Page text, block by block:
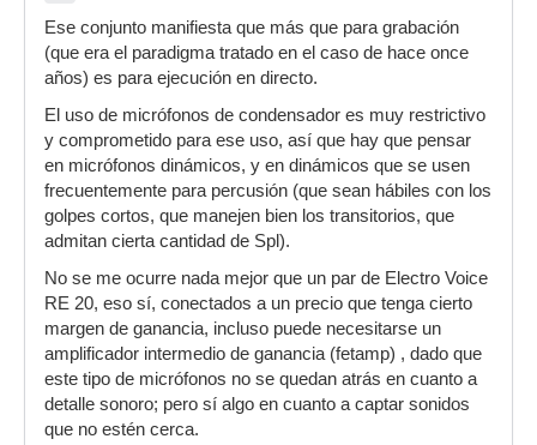
Ese conjunto manifiesta que más que para grabación
(que era el paradigma tratado en el caso de hace once
años) es para ejecución en directo.
El uso de micrófonos de condensador es muy restrictivo
y comprometido para ese uso, así que hay que pensar
en micrófonos dinámicos, y en dinámicos que se usen
frecuentemente para percusión (que sean hábiles con los
golpes cortos, que manejen bien los transitorios, que
admitan cierta cantidad de Spl).
No se me ocurre nada mejor que un par de Electro Voice
RE 20, eso sí, conectados a un precio que tenga cierto
margen de ganancia, incluso puede necesitarse un
amplificador intermedio de ganancia (fetamp) , dado que
este tipo de micrófonos no se quedan atrás en cuanto a
detalle sonoro; pero sí algo en cuanto a captar sonidos
que no estén cerca.